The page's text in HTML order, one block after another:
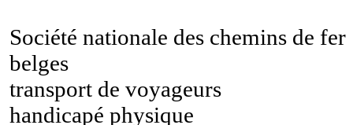
Société nationale des chemins de fer
belges
transport de voyageurs
handicapé physique